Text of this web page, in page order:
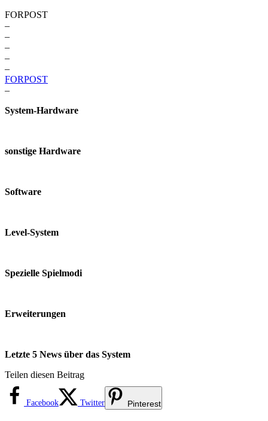
FORPOST
–
–
–
–
–
FORPOST
–
System-Hardware
sonstige Hardware
Software
Level-System
Spezielle Spielmodi
Erweiterungen
Letzte 5 News über das System
Teilen diesen Beitrag
Facebook Twitter Pinterest